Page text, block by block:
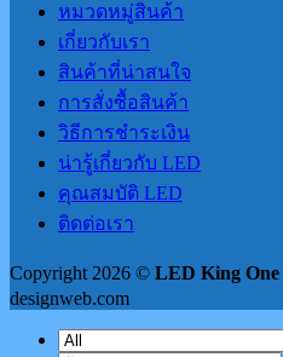
หมวดหมู่สินค้า
เกี่ยวกับเรา
สินค้าที่น่าสนใจ
การสั่งซื้อสินค้า
วิธีการชำระเงิน
น่ารู้เกี่ยวกับ LED
คุณสมบัติ LED
ติดต่อเรา
Copyright 2026 © LED King One
designweb.com